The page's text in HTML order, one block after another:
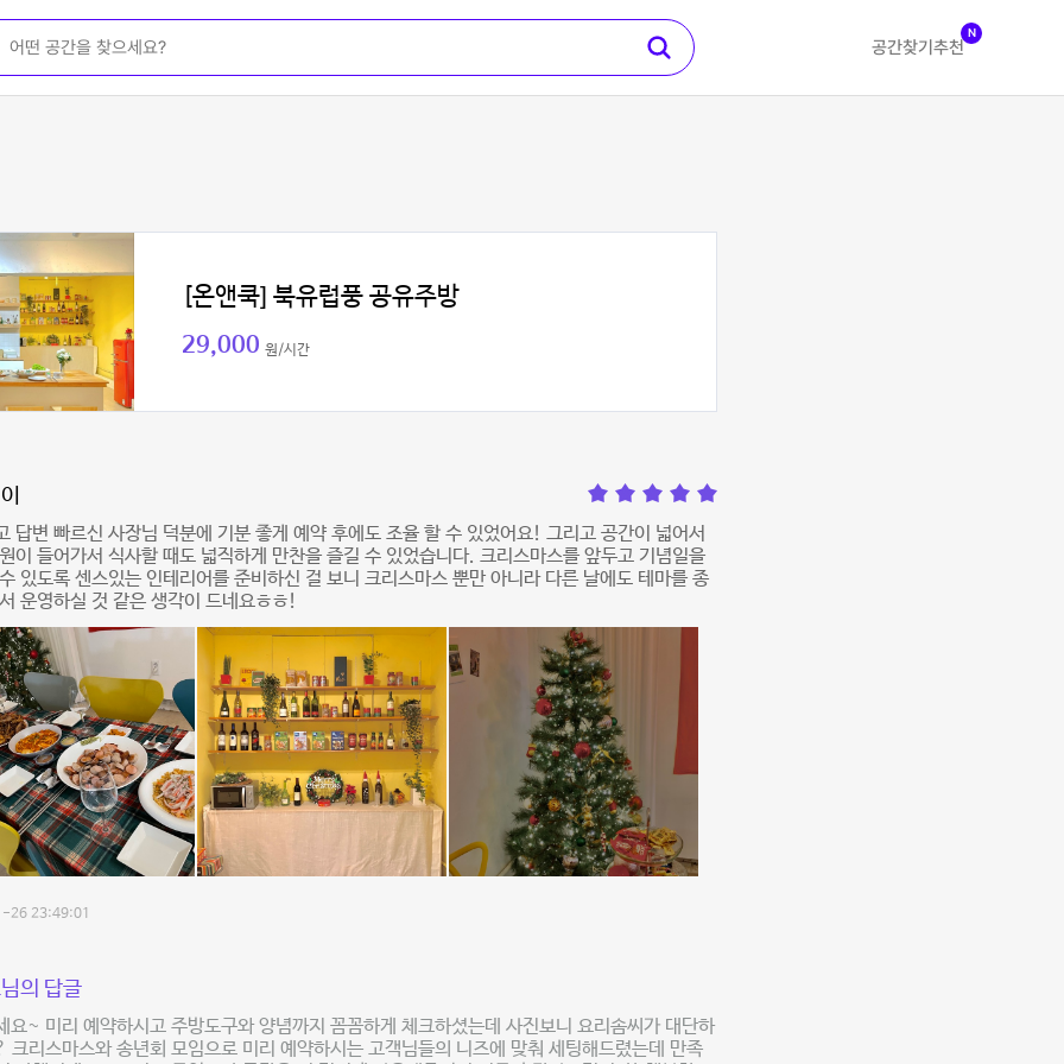
공간찾기 추천
N
[온앤쿡] 북유럽풍 공유주방
29,000 원/시간
답변 빠르신 사장님 덕분에 기분 좋게 예약 후에도 조율 할 수 있었어요! 그리고 공간이 넓어서
이 들어가서 식사할 때도 넓직하게 만찬을 즐길 수 있었습니다. 크리스마스를 앞두고 기념일을
있도록 센스있는 인테리어를 준비하신 걸 보니 크리스마스 뿐만 아니라 다른 날에도 테마를 종
운영하실 것 같은 생각이 드네요ㅎㅎ!
26 23:49:01
의 답글
요~ 미리 예약하시고 주방도구와 양념까지 꼼꼼하게 체크하셨는데 사진보니 요리솜씨가 대단하
크리스마스와 송년회 모임으로 미리 예약하시는 고객님들의 니즈에 맞춰 세팅해드렸는데 만족